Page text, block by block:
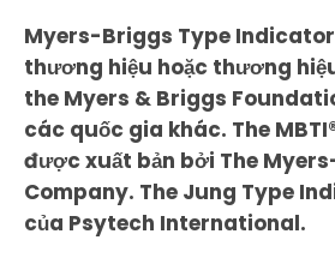
Myers-Briggs Type Indicator
thương hiệu hoặc thương
the Myers & Briggs
các quốc gia khác. The
được xuất bản bởi The
Company. The Jung Type
của Psytech International.